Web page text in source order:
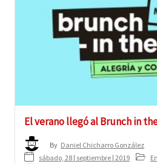
El verano llegó al Brunch in
By Daniel Chicharro González
sábado, 28 | septiembre | 2019